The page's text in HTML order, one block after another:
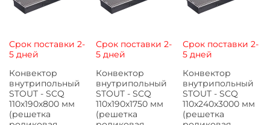
Срок поставки 2-
5 дней
Конвектор
внутрипольный
STOUT - SCQ
110x190x800 мм
(решетка
Срок поставки 2-
5 дней
Конвектор
внутрипольный
STOUT - SCQ
110x190x1750 мм
(решетка
Срок поставки 2-
5 дней
Конвектор
внутрипольный
STOUT - SCQ
110x240x3000 мм
(решетка